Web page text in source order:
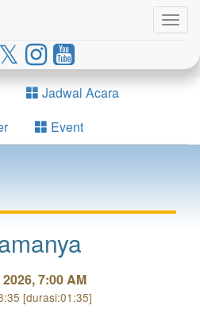
Jadwal Acara
Event
7:00 AM
[durasi:01:35]